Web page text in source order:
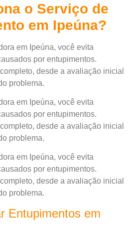
o Serviço de
em Ipeúna?
em Ipeúna, você evita
por entupimentos.
desde a avaliação inicial
problema.
em Ipeúna, você evita
por entupimentos.
desde a avaliação inicial
problema.
em Ipeúna, você evita
por entupimentos.
desde a avaliação inicial
problema.
Entupimentos em